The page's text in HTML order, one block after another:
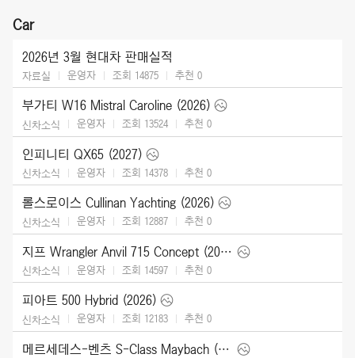
Car
2026년 3월 현대차 판매실적
자료실 운영자 조회 14875 추천 0
부가티 W16 Mistral Caroline (2026)
신차소식 운영자 조회 13524 추천 0
인피니티 QX65 (2027)
신차소식 운영자 조회 14378 추천 0
롤스로이스 Cullinan Yachting (2026)
신차소식 운영자 조회 12887 추천 0
지프 Wrangler Anvil 715 Concept (2026)
신차소식 운영자 조회 14597 추천 0
피아트 500 Hybrid (2026)
신차소식 운영자 조회 12183 추천 0
메르세데스-벤츠 S-Class Maybach (2027)